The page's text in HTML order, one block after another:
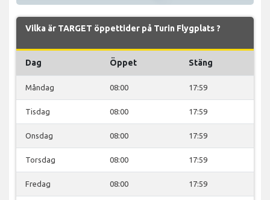
Vilka är TARGET öppettider på Turin Flygplats ?
Dag Öppet Stäng
Måndag 08:00 17:59
Tisdag 08:00 17:59
Onsdag 08:00 17:59
Torsdag 08:00 17:59
Fredag 08:00 17:59